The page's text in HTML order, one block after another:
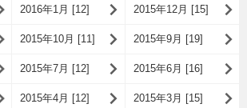
2016年1月 [12] 2015年12月 [15]
2015年10月 [11] 2015年9月 [19]
2015年7月 [12] 2015年6月 [16]
2015年4月 [12] 2015年3月 [15]